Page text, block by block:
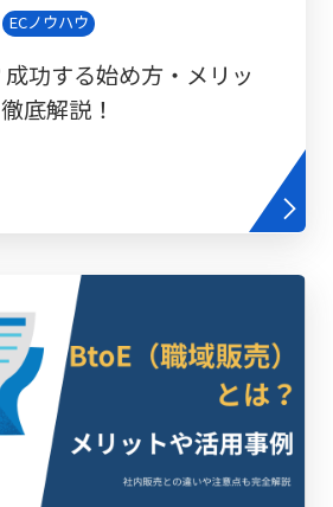
ECノウハウ
功する始め方・メリッ
底解説！